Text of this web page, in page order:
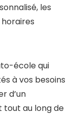
les
école qui
à vos besoins
d’un
au long de